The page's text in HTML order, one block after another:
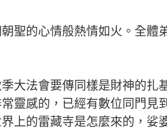
聖的心情般熱情如火。全體
大法會要傳同樣是財神的扎
靈感的，已經有數位同門見
上的雷藏寺是怎麼來的，娑